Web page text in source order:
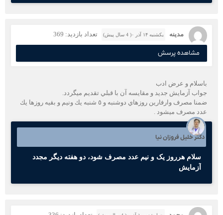
مدينه یکشنبه ۱۴ آذر ۰( 4 سال پیش) تعداد بازدید: 369
مشاهده پرسش
باسلام و عرض ادب
جواب آزمايش جديد و مقايسه آن با قبلي تقديم ميگردد.
ضمنا مصرف وارفارين روزهاي دوشنبه و ٥ شنبه يك ونيم و بقيه روزها يك
عدد مصرف ميشود .
دکتر خلیل فروزان نیا
سلام هرروز یک و نیم عدد مصرف شود، دو هفته دیگر مجدد
آزمایش